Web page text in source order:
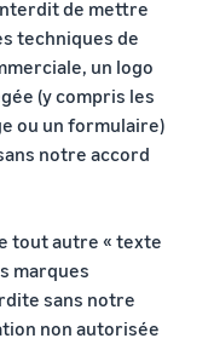
de mettre
techniques de
un logo
(y compris les
ou un formulaire)
notre accord
tout autre « texte
marques
sans notre
non autorisée